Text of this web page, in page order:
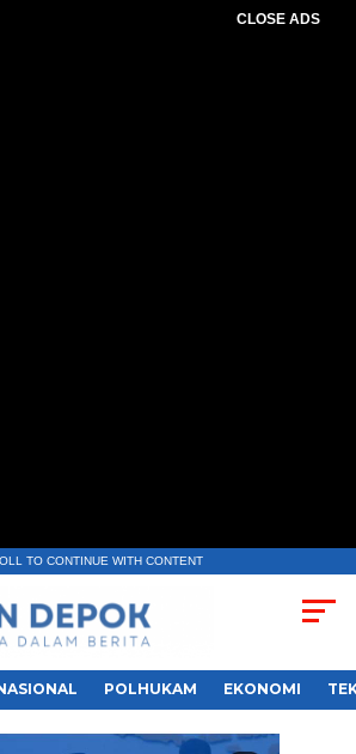
CLOSE ADS
TO CONTINUE WITH CONTENT
POLHUKAM EKONOMI